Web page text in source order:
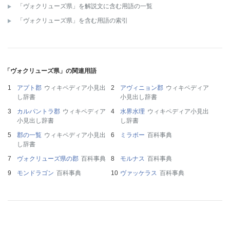
「ヴォクリューズ県」を解説文に含む用語の一覧
「ヴォクリューズ県」を含む用語の索引
「ヴォクリューズ県」の関連用語
アプト郡 ウィキペディア小見出
し辞書
アヴィニョン郡 ウィキペディア
小見出し辞書
カルパントラ郡 ウィキペディア
小見出し辞書
水界水理 ウィキペディア小見出
し辞書
郡の一覧 ウィキペディア小見出
し辞書
ミラボー 百科事典
ヴォクリューズ県の郡 百科事典 モルナス 百科事典
モンドラゴン 百科事典 ヴァッケラス 百科事典